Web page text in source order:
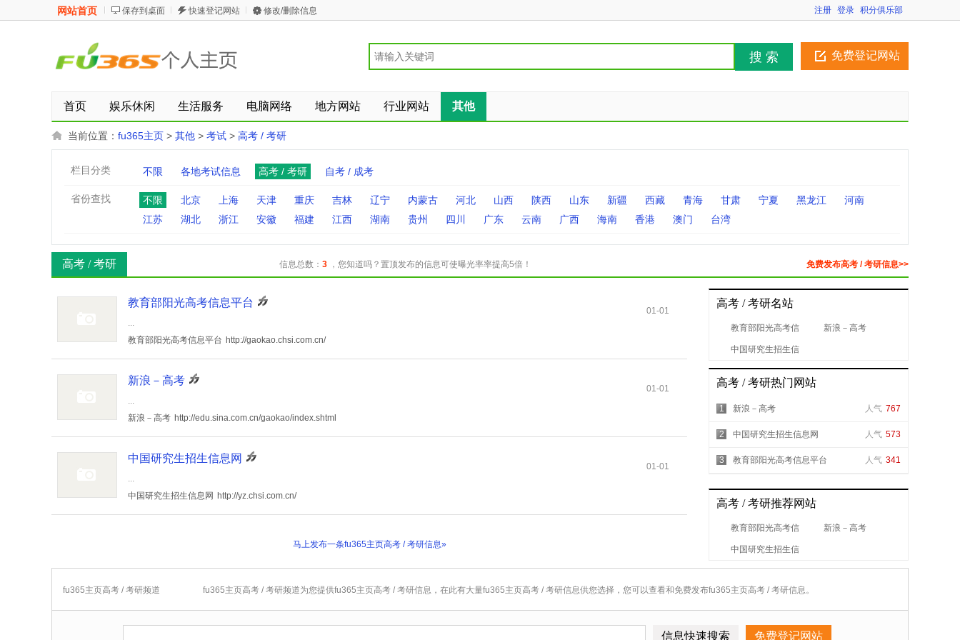
网站首页 保存到桌面 快速登记网站 修改/删除信息 注册 登录 积分俱乐部
免费登记网站
搜 索
首页 娱乐休闲 生活服务 电脑网络 地方网站 行业网站 其他
当前位置： fu365主页 > 其他 > 考试 > 高考 / 考研
栏目分类 不限 各地考试信息 高考 / 考研 自考 / 成考
省份查找 不限 北京 上海 天津 重庆 吉林 辽宁 内蒙古 河北 山西 陕西 山东 新疆 西藏 青海 甘肃 宁夏 黑龙江
河南
江苏
湖北 浙江 安徽 福建 江西 湖南 贵州 四川 广东 云南 广西 海南 香港 澳门 台湾
高考 / 考研 信息总数： 3，您知道吗？置顶发布的信息可使曝光率率提高5倍！ 免费发布高考 / 考研信息>>
高考 / 考研名站
教育部阳光高考信
息平台
新浪－高考
中国研究生招生信
息网
高考 / 考研热门网站
1 新浪－高考 人气 767
2 中国研究生招生信息网 人气 573
3 教育部阳光高考信息平台 人气 341
高考 / 考研推荐网站
教育部阳光高考信
息平台
新浪－高考
中国研究生招生信
息网
01-01
教育部阳光高考信息平台
...
教育部阳光高考信息平台 http://gaokao.chsi.com.cn/
01-01
新浪－高考
...
新浪－高考 http://edu.sina.com.cn/gaokao/index.shtml
01-01
中国研究生招生信息网
...
中国研究生招生信息网
http://yz.chsi.com.cn/
马上发布一条fu365主页高考 / 考研信息»
fu365主页高考 / 考研频道 fu365主页高考 / 考研频道为您提供fu365主页高考 / 考研信息，在此有大量fu365主页高考 / 考研信息供您选择，您可以查看和免费发布fu365主页高考 / 考研信息。